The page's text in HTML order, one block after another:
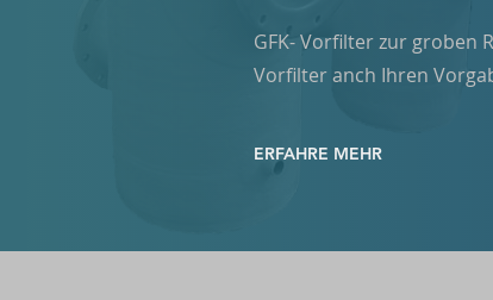
GFK- Vorfilter zur groben
Vorfilter anch Ihren
ERFAHRE MEHR